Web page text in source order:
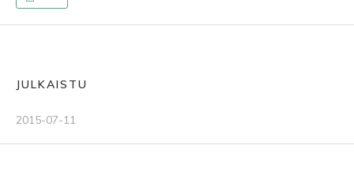
JULKAISTU
2015-07-11